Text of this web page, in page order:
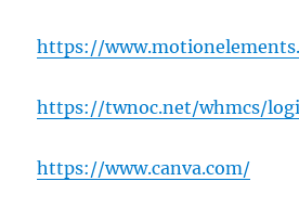
https://
https://twnoc.net/whmcs/
https://www.canva.com/